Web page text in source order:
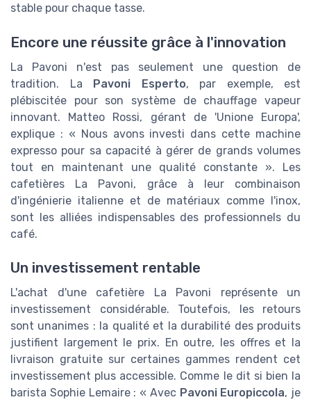
stable pour chaque tasse.
Encore une réussite grâce à l'innovation
La Pavoni n'est pas seulement une question de
tradition. La Pavoni Esperto, par exemple, est
plébiscitée pour son système de chauffage vapeur
innovant. Matteo Rossi, gérant de 'Unione Europa',
explique : « Nous avons investi dans cette machine
expresso pour sa capacité à gérer de grands volumes
tout en maintenant une qualité constante ». Les
cafetières La Pavoni, grâce à leur combinaison
d'ingénierie italienne et de matériaux comme l'inox,
sont les alliées indispensables des professionnels du
café.
Un investissement rentable
L'achat d'une cafetière La Pavoni représente un
investissement considérable. Toutefois, les retours
sont unanimes : la qualité et la durabilité des produits
justifient largement le prix. En outre, les offres et la
livraison gratuite sur certaines gammes rendent cet
investissement plus accessible. Comme le dit si bien la
barista Sophie Lemaire : « Avec Pavoni Europiccola, je